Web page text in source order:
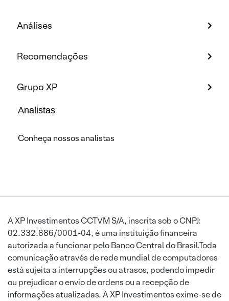
Análises
Recomendações
Grupo XP
Analistas
Conheça nossos analistas
A XP Investimentos CCTVM S/A, inscrita sob o CNPJ:
02.332.886/0001-04, é uma instituição financeira
autorizada a funcionar pelo Banco Central do Brasil.Toda
comunicação através de rede mundial de computadores
está sujeita a interrupções ou atrasos, podendo impedir
ou prejudicar o envio de ordens ou a recepção de
informações atualizadas. A XP Investimentos exime-se de